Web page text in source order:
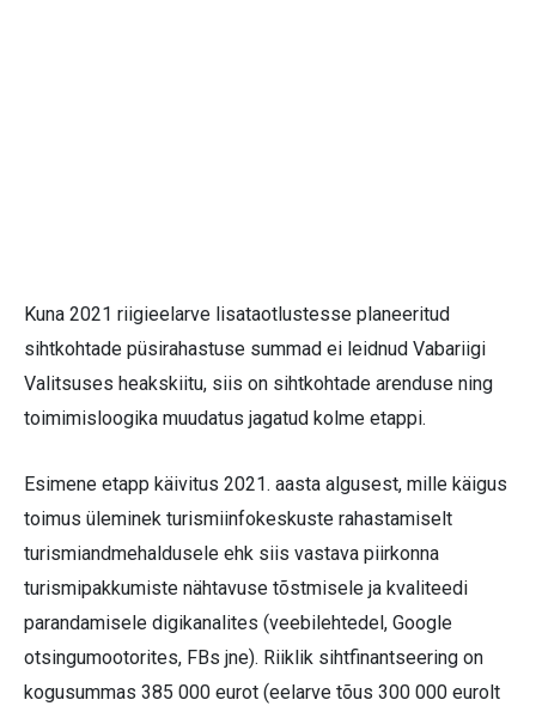
Kuna 2021 riigieelarve lisataotlustesse planeeritud
sihtkohtade püsirahastuse summad ei leidnud Vabariigi
Valitsuses heakskiitu, siis on sihtkohtade arenduse ning
toimimisloogika muudatus jagatud kolme etappi.
Esimene etapp käivitus 2021. aasta algusest, mille käigus
toimus üleminek turismiinfokeskuste rahastamiselt
turismiandmehaldusele ehk siis vastava piirkonna
turismipakkumiste nähtavuse tõstmisele ja kvaliteedi
parandamisele digikanalites (veebilehtedel, Google
otsingumootorites, FBs jne). Riiklik sihtfinantseering on
kogusummas 385 000 eurot (eelarve tõus 300 000 eurolt